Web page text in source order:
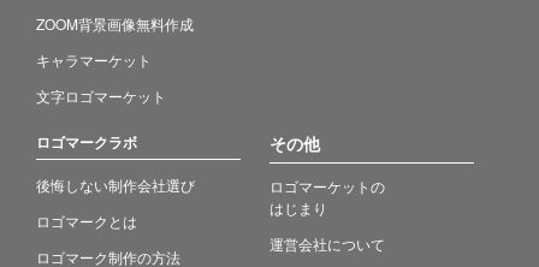
ZOOM背景画像無料作成
キャラマーケット
文字ロゴマーケット
ロゴマークラボ
後悔しない制作会社選び
ロゴマークとは
ロゴマーク制作の方法
その他
ロゴマーケットの
はじまり
運営会社について